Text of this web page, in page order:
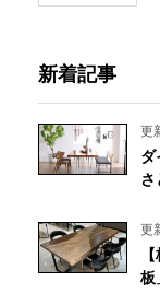
新着記事
更
ダ
更
板